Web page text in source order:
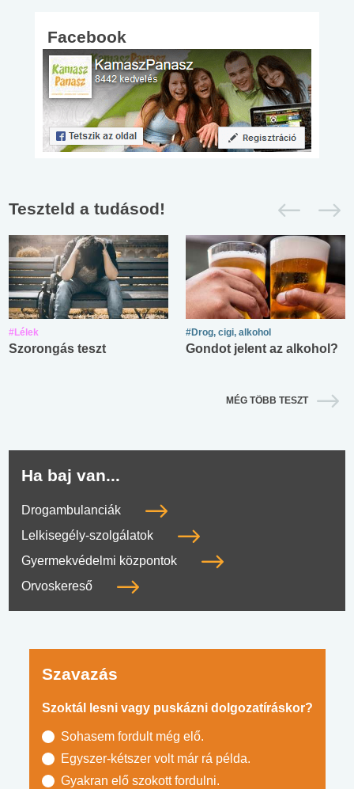
Facebook
Teszteld a tudásod!
#Lélek
Szorongás teszt
#Drog, cigi, alkohol
Gondot jelent az alkohol?
MÉG TÖBB TESZT
Ha baj van...
Drogambulanciák
Lelkisegély-szolgálatok
Gyermekvédelmi központok
Orvoskereső
Szavazás
Szoktál lesni vagy puskázni dolgozatíráskor?
Sohasem fordult még elő.
Egyszer-kétszer volt már rá példa.
Gyakran elő szokott fordulni.